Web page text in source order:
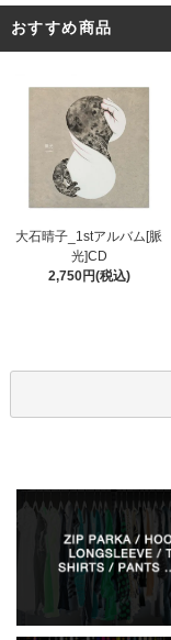
おすすめ商品
大石晴子_1stアルバム[脈
光]CD
2,750円(税込)